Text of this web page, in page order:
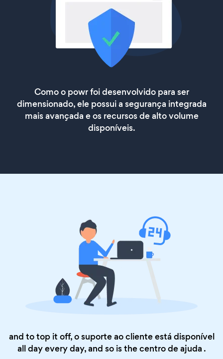
Como o powr foi desenvolvido para ser
dimensionado, ele possui a segurança integrada
mais avançada e os recursos de alto volume
disponíveis.
and to top it off, o suporte ao cliente está disponível
all day every day, and so is thecentro de ajuda .